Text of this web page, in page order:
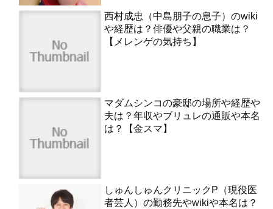
西村成忠（中島朋子の息子）のwiki
や経歴は？俳優や父親の職業は？
【メレンゲの気持ち】
マダムシンコの豪邸の場所や経歴や
夫は？年収やブリュレの通販や本名
は？【金スマ】
しゅんしゅんクリニックP（現役医
者芸人）の勤務先やwikiや本名は？